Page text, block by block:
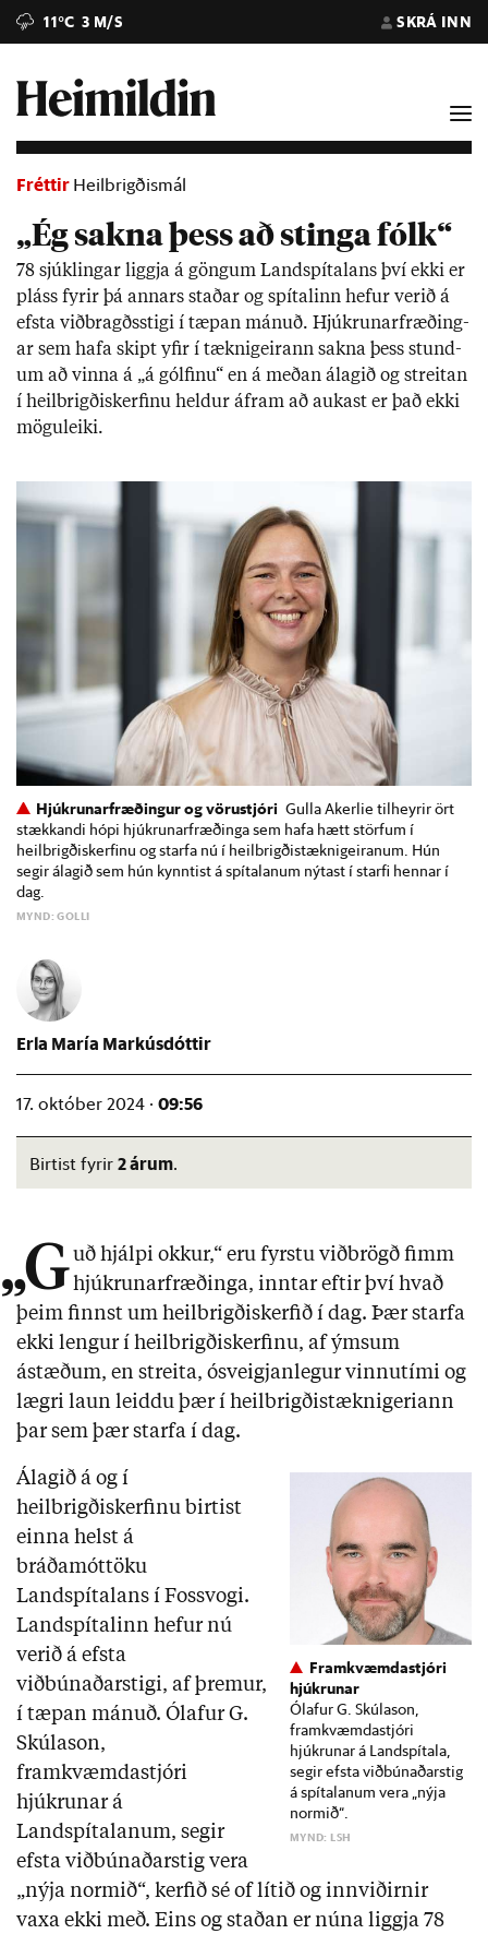
11°C 3 M/S SKRÁ INN
Fréttir Heilbrigðismál
„Ég sakna þess að stinga fólk“
78 sjúk­ling­ar liggja á göng­um Land­spít­al­ans því ekki er
pláss fyr­ir þá ann­ars stað­ar og spít­al­inn hef­ur ver­ið á
efsta við­bragðs­stigi í tæp­an mán­uð. Hjúkr­un­ar­fræð­ing­
ar sem hafa skipt yf­ir í tækni­geir­ann sakna þess stund­
um að vinna á „á gólf­inu“ en á með­an álag­ið og streit­an
í heil­brigðis­kerf­inu held­ur áfram að aukast er það ekki
mögu­leiki.
Hjúkrunarfræðingur og vörustjóri Gulla Akerlie tilheyrir ört
stækkandi hópi hjúkrunarfræðinga sem hafa hætt störfum í
heilbrigðiskerfinu og starfa nú í heilbrigðistæknigeiranum. Hún
segir álagið sem hún kynntist á spítalanum nýtast í starfi hennar í
dag.
MYND: GOLLI
Erla María Markúsdóttir
17. október 2024 · 09:56
Birtist fyrir 2 árum.
„Guð hjálpi okkur,“ eru fyrstu viðbrögð fimm
hjúkrunarfræðinga, inntar eftir því hvað
þeim finnst um heilbrigðiskerfið í dag. Þær starfa
ekki lengur í heilbrigðiskerfinu, af ýmsum
ástæðum, en streita, ósveigjanlegur vinnutími og
lægri laun leiddu þær í heilbrigðistæknigeriann
þar sem þær starfa í dag.
Framkvæmdastjóri
hjúkrunar
Ólafur G. Skúlason,
framkvæmdastjóri
hjúkrunar á Landspítala,
segir efsta viðbúnaðarstig
á spítalanum vera „nýja
normið“.
MYND: LSH
Álagið á og í
heilbrigðiskerfinu birtist
einna helst á
bráðamóttöku
Landspítalans í Fossvogi.
Landspítalinn hefur nú
verið á efsta
viðbúnaðarstigi, af þremur,
í tæpan mánuð. Ólafur G.
Skúlason,
framkvæmdastjóri
hjúkrunar á
Landspítalanum, segir
efsta viðbúnaðarstig vera
„nýja normið“, kerfið sé of lítið og innviðirnir
vaxa ekki með. Eins og staðan er núna liggja 78